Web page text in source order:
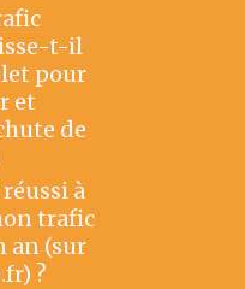
t-il
pour
et
de
à
trafic
an (sur
?